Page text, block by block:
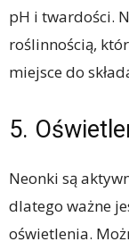
pH i twardości.
roślinnością,
miejsce do
5.
Neonki są
dlatego ważne
oświetlenia.